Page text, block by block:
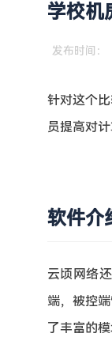
学校机
发布时间：
针对这个
员提高对计
软件介
云顷网络
端，被控
了丰富的